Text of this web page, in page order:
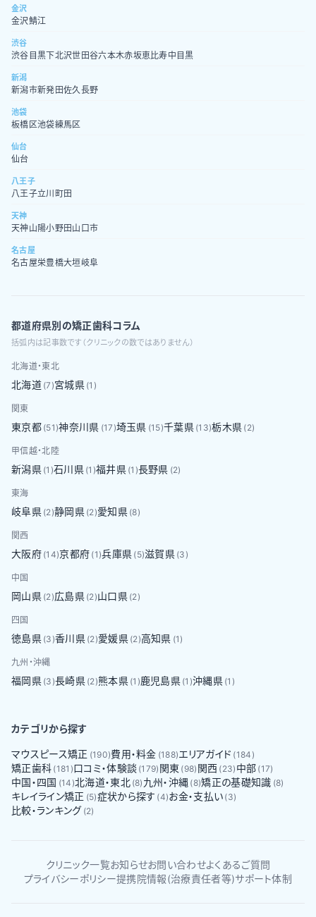
金沢
金沢鯖江
渋谷
渋谷 目黒下北沢世田谷六本木赤坂恵比寿中目黒
新潟
新潟市新発田佐久長野
池袋
板橋区池袋練馬区
仙台
仙台
八王子
八王子立川 町田
天神
天神山陽小野田 山口市
名古屋
名古屋栄豊橋大垣岐阜
都道府県別の矯正歯科コラム
括弧内は記事数です（クリニックの数ではありません）
北海道・東北
北海道 (7 )宮城県 (1 )
関東
東京都 (51 )神奈川県 (17 )埼玉県 (15)千葉県 (13)栃木県 (2)
甲信越・北陸
新潟県 (1 )石川県 (1 )福井県 (1 )長野県 (2)
東海
岐阜県 (2)静岡県 (2)愛知県 (8)
関西
大阪府 (14)京都府 (1 )兵庫県 (5)滋賀県 (3 )
中国
岡山県 (2)広島県 (2)山口県 (2)
四国
徳島県 (3 )香川県 (2)愛媛県 (2)高知県 (1 )
九州・沖縄
福岡県 (3 )長崎県 (2)熊本県 (1 )鹿児島県 (1 )沖縄県 (1 )
カテゴリから探す
マウスピース矯正 (190)費用・料金 (188)エリアガイド (184 )
矯正歯科 (181 )口コミ・体験談 (179) 関東 (98) 関西 (23) 中部 (17)
中国・四国 (14 )北海道・東北 (8) 九州・沖縄 (8)矯正の基礎知識 (8)
キレイライン矯正 (5)症状から探す (4)お金・支払い (3)
比較・ランキング (2)
クリニック一覧お知らせお問い合わせよくあるご質問
プライバシーポリシー提携院情報(治療責任者等)サポート体制